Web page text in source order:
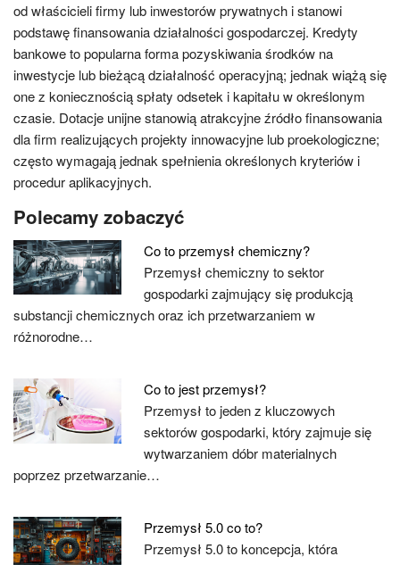
od właścicieli firmy lub inwestorów prywatnych i stanowi
podstawę finansowania działalności gospodarczej. Kredyty
bankowe to popularna forma pozyskiwania środków na
inwestycje lub bieżącą działalność operacyjną; jednak wiążą się
one z koniecznością spłaty odsetek i kapitału w określonym
czasie. Dotacje unijne stanowią atrakcyjne źródło finansowania
dla firm realizujących projekty innowacyjne lub proekologiczne;
często wymagają jednak spełnienia określonych kryteriów i
procedur aplikacyjnych.
Polecamy zobaczyć
Co to przemysł chemiczny?
Przemysł chemiczny to sektor
gospodarki zajmujący się produkcją
substancji chemicznych oraz ich przetwarzaniem w
różnorodne…
Co to jest przemysł?
Przemysł to jeden z kluczowych
sektorów gospodarki, który zajmuje się
wytwarzaniem dóbr materialnych
poprzez przetwarzanie…
Przemysł 5.0 co to?
Przemysł 5.0 to koncepcja, która